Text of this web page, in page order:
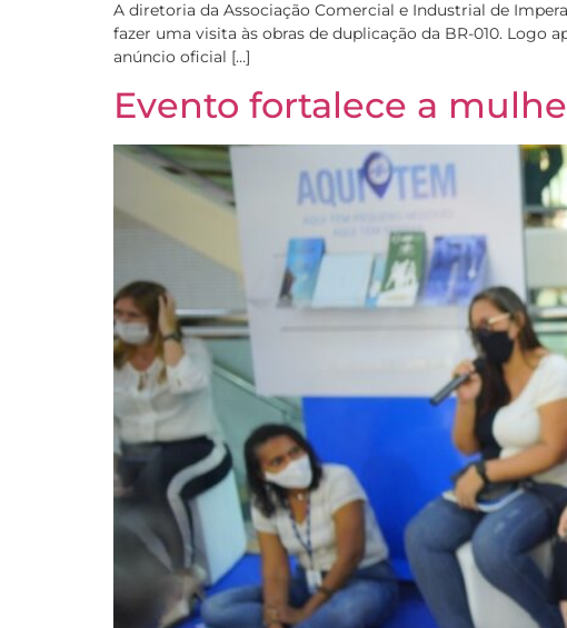
A diretoria da Associação Comercial e Industrial de
fazer uma visita às obras de duplicação da BR-010. Logo
anúncio oficial […]
Evento fortalece a